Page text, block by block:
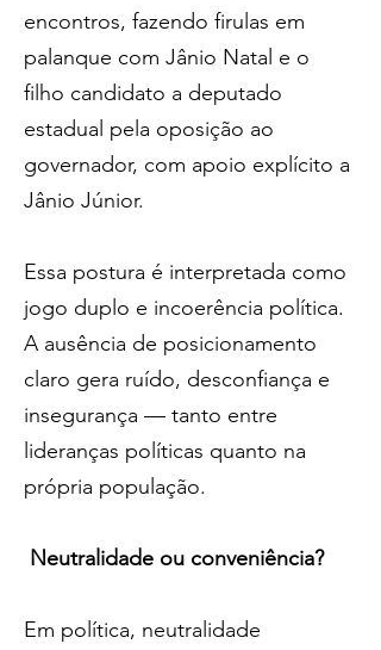
encontros, fazendo firulas em
palanque com Jânio Natal e o
filho candidato a deputado
estadual pela oposição ao
governador, com apoio explícito a
Jânio Júnior.
Essa postura é interpretada como
jogo duplo e incoerência política.
A ausência de posicionamento
claro gera ruído, desconfiança e
insegurança — tanto entre
lideranças políticas quanto na
própria população.
Neutralidade ou conveniência?
Em política, neutralidade